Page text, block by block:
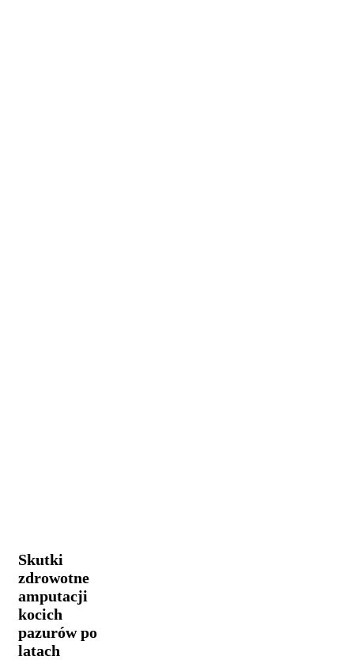
kocich
pazurów
po
latach
Skutki
zdrowotne
amputacji
kocich
pazurów po
latach